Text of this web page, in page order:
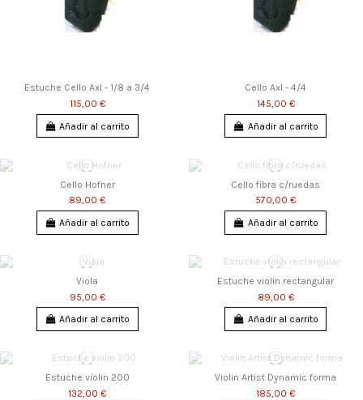
Estuche Cello Axl - 1/8 a 3/4
115,00 €
Añadir al carrito
Cello Axl - 4/4
145,00 €
Añadir al carrito
Cello Hofner
89,00 €
Añadir al carrito
Cello fibra c/ruedas
570,00 €
Añadir al carrito
Viola
95,00 €
Añadir al carrito
Estuche violin rectangular
89,00 €
Añadir al carrito
Estuche violin 200
132,00 €
Violin Artist Dynamic forma
185,00 €